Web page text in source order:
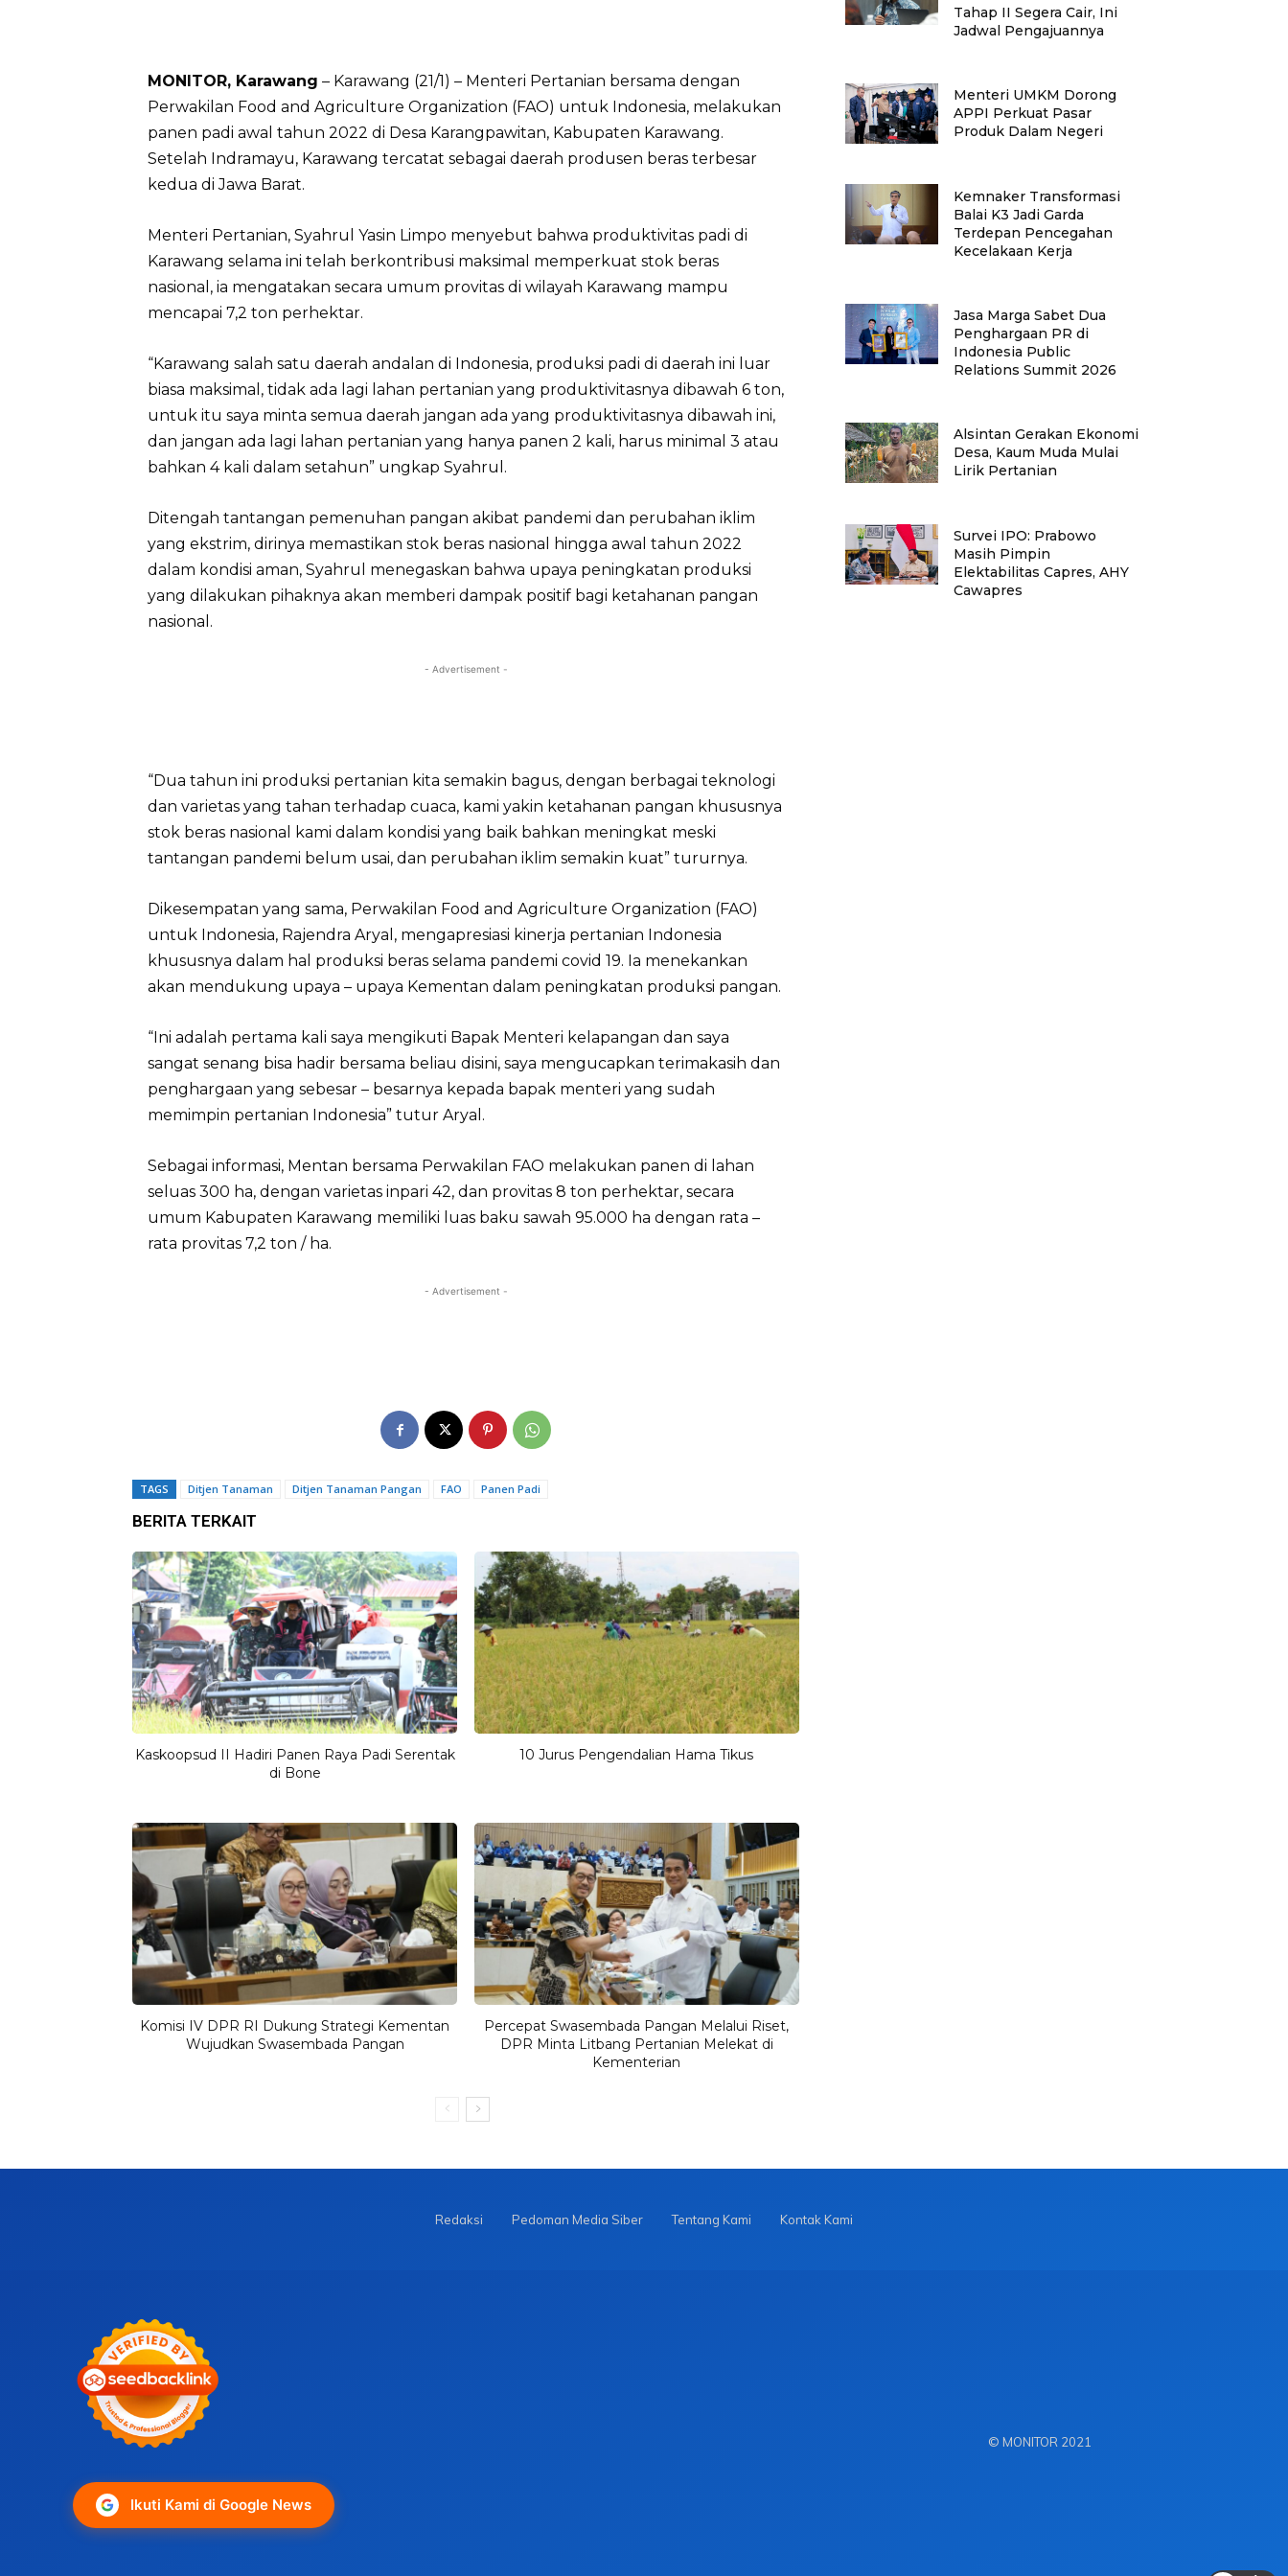
MONITOR, Karawang – Karawang (21/1) – Menteri Pertanian bersama dengan
Perwakilan Food and Agriculture Organization (FAO) untuk Indonesia, melakukan
panen padi awal tahun 2022 di Desa Karangpawitan, Kabupaten Karawang.
Setelah Indramayu, Karawang tercatat sebagai daerah produsen beras terbesar
kedua di Jawa Barat.
Menteri Pertanian, Syahrul Yasin Limpo menyebut bahwa produktivitas padi di
Karawang selama ini telah berkontribusi maksimal memperkuat stok beras
nasional, ia mengatakan secara umum provitas di wilayah Karawang mampu
mencapai 7,2 ton perhektar.
“Karawang salah satu daerah andalan di Indonesia, produksi padi di daerah ini luar
biasa maksimal, tidak ada lagi lahan pertanian yang produktivitasnya dibawah 6 ton,
untuk itu saya minta semua daerah jangan ada yang produktivitasnya dibawah ini,
dan jangan ada lagi lahan pertanian yang hanya panen 2 kali, harus minimal 3 atau
bahkan 4 kali dalam setahun” ungkap Syahrul.
Ditengah tantangan pemenuhan pangan akibat pandemi dan perubahan iklim
yang ekstrim, dirinya memastikan stok beras nasional hingga awal tahun 2022
dalam kondisi aman, Syahrul menegaskan bahwa upaya peningkatan produksi
yang dilakukan pihaknya akan memberi dampak positif bagi ketahanan pangan
nasional.
- Advertisement -
“Dua tahun ini produksi pertanian kita semakin bagus, dengan berbagai teknologi
dan varietas yang tahan terhadap cuaca, kami yakin ketahanan pangan khususnya
stok beras nasional kami dalam kondisi yang baik bahkan meningkat meski
tantangan pandemi belum usai, dan perubahan iklim semakin kuat” tururnya.
Dikesempatan yang sama, Perwakilan Food and Agriculture Organization (FAO)
untuk Indonesia, Rajendra Aryal, mengapresiasi kinerja pertanian Indonesia
khususnya dalam hal produksi beras selama pandemi covid 19. Ia menekankan
akan mendukung upaya – upaya Kementan dalam peningkatan produksi pangan.
“Ini adalah pertama kali saya mengikuti Bapak Menteri kelapangan dan saya
sangat senang bisa hadir bersama beliau disini, saya mengucapkan terimakasih dan
penghargaan yang sebesar – besarnya kepada bapak menteri yang sudah
memimpin pertanian Indonesia” tutur Aryal.
Sebagai informasi, Mentan bersama Perwakilan FAO melakukan panen di lahan
seluas 300 ha, dengan varietas inpari 42, dan provitas 8 ton perhektar, secara
umum Kabupaten Karawang memiliki luas baku sawah 95.000 ha dengan rata –
rata provitas 7,2 ton / ha.
- Advertisement -
TAGS Ditjen Tanaman Ditjen Tanaman Pangan FAO Panen Padi
BERITA TERKAIT
Kaskoopsud II Hadiri Panen Raya Padi Serentak
di Bone
10 Jurus Pengendalian Hama Tikus
Komisi IV DPR RI Dukung Strategi Kementan
Wujudkan Swasembada Pangan
Percepat Swasembada Pangan Melalui Riset,
DPR Minta Litbang Pertanian Melekat di
Kementerian
Tahap II Segera Cair, Ini
Jadwal Pengajuannya
Menteri UMKM Dorong
APPI Perkuat Pasar
Produk Dalam Negeri
Kemnaker Transformasi
Balai K3 Jadi Garda
Terdepan Pencegahan
Kecelakaan Kerja
Jasa Marga Sabet Dua
Penghargaan PR di
Indonesia Public
Relations Summit 2026
Alsintan Gerakan Ekonomi
Desa, Kaum Muda Mulai
Lirik Pertanian
Survei IPO: Prabowo
Masih Pimpin
Elektabilitas Capres, AHY
Cawapres
Redaksi Pedoman Media Siber Tentang Kami Kontak Kami
Ikuti Kami di Google News
© MONITOR 2021